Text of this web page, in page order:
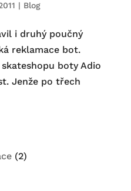
| Blog
i druhý poučný
reklamace bot.
boty Adio
Jenže po třech
(2)